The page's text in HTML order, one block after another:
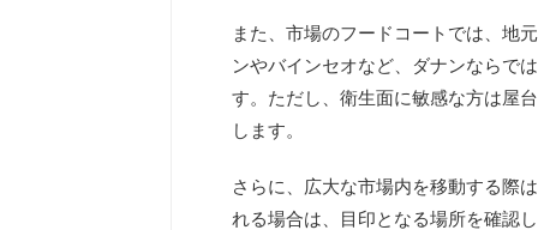
また、市場のフードコートでは、地
ンやバインセオなど、ダナンならで
す。ただし、衛生面に敏感な方は屋
します。
さらに、広大な市場内を移動する際
れる場合は、目印となる場所を確認